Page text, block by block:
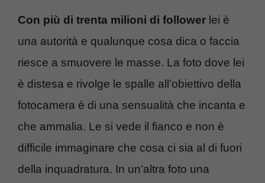
Con più di trenta milioni di follower lei è
una autorità e qualunque cosa dica o faccia
riesce a smuovere le masse. La foto dove lei
è distesa e rivolge le spalle all’obiettivo della
fotocamera è di una sensualità che incanta e
che ammalia. Le si vede il fianco e non è
difficile immaginare che cosa ci sia al di fuori
della inquadratura. In un’altra foto una